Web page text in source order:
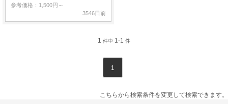
参考価格：1,500円～
3546日前
1 件中 1-1 件
1
こちらから検索条件を変更して検索できます。